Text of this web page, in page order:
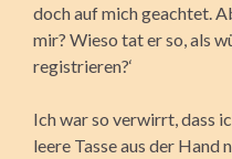
doch auf mich geachtet.
mir? Wieso tat er so, als
registrieren?‘
Ich war so verwirrt, dass
leere Tasse aus der Hand